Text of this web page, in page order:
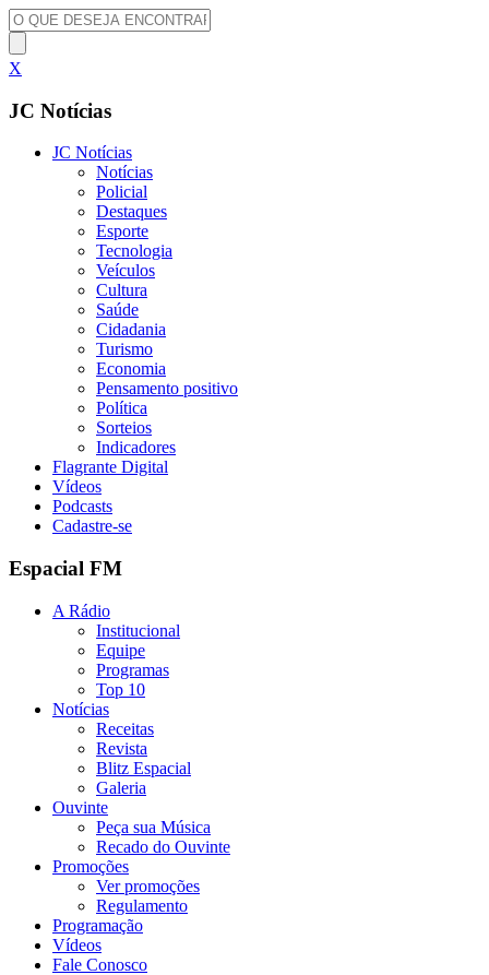
X
JC Notícias
JC Notícias
Notícias
Policial
Destaques
Esporte
Tecnologia
Veículos
Cultura
Saúde
Cidadania
Turismo
Economia
Pensamento positivo
Política
Sorteios
Indicadores
Flagrante Digital
Vídeos
Podcasts
Cadastre-se
Espacial FM
A Rádio
Institucional
Equipe
Programas
Top 10
Notícias
Receitas
Revista
Blitz Espacial
Galeria
Ouvinte
Peça sua Música
Recado do Ouvinte
Promoções
Ver promoções
Regulamento
Programação
Vídeos
Fale Conosco